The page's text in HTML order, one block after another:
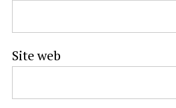
Site web